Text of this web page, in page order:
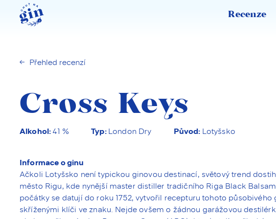
Recenze
Přehled recenzí
Cross Keys
Alkohol 41 % Typ London Dry Původ Lotyšsko
Informace o ginu
Ačkoli Lotyšsko není typickou ginovou destinací, světový trend
město Rigu, kde nynější master distiller tradičního Riga Black
počátky se datují do roku 1752, vytvořil recepturu tohoto působivého
skříženými klíči ve znaku. Nejde ovšem o žádnou garážovou